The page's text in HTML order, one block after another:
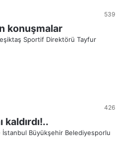
539
konuşmalar
Sportif Direktörü Tayfur
426
kaldırdı!..
İstanbul Büyükşehir Belediyesporlu